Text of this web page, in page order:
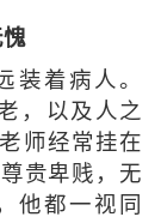
着病人。
，以及人之
师经常挂在
贵卑贱，无
他都一视同